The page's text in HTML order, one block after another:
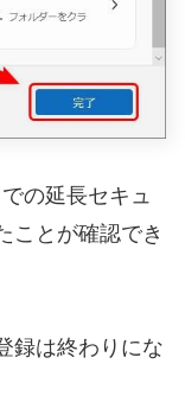
の延長セキュ
ことが確認でき
録は終わりにな